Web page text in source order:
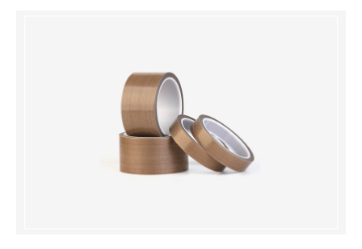
Filmband av polytetrafluoreten
PTFE belagt glas, tejp med bindemedel
BBQ Grill Mat